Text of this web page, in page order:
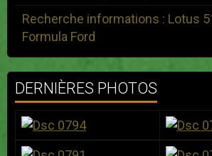
Recherche informations : Lotus
Formula Ford
DERNIÈRES PHOTOS